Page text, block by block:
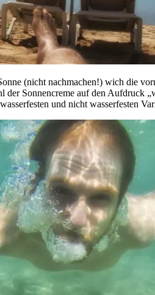
(nicht nachmachen!) wich die
der Sonnencreme auf den Aufdruck
und nicht wasserfesten